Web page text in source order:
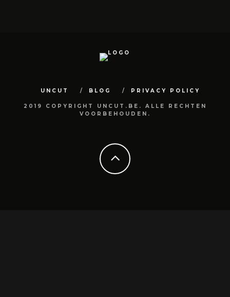
UNCUT BLOG PRIVACY POLICY
2019 COPYRIGHT UNCUT.BE. ALLE RECHTEN
VOORBEHOUDEN.